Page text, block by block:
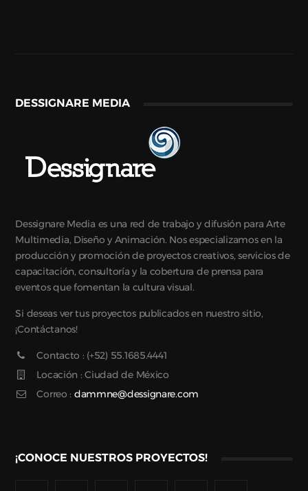
DESSIGNARE MEDIA
Dessignare Media es una red de trabajo y difusión para Arte
Multimedia, Diseño y Animación. Nos especializamos en la
producción y promoción de proyectos creativos, servicios de
capacitación, consultoría y la cobertura de prensa para
eventos que fomentan la cultura visual.
Si deseas ver tus proyectos publicados en nuestro sitio,
¡Contáctanos!
Contacto : (+52) 55.1685.4441
Locación : Ciudad de México
Correo : dammne@dessignare.com
¡CONOCE NUESTROS PROYECTOS!